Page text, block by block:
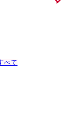
べて